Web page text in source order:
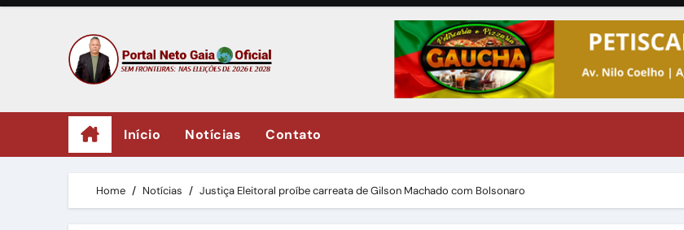
Skip
Início Notícias Contato
Home Notícias Justiça Eleitoral proíbe carreata de Gilson Machado com Bolsonaro